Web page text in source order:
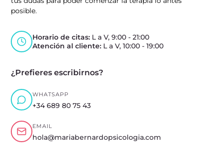
poco a poco
he ido
posible.
Horario de citas: L a V, 9:00 - 21:00
Atención al cliente: L a V, 10:00 - 19:00
¿Prefieres escribirnos?
WHATSAPP
+34 689 80 75 43
EMAIL
hola@mariabernardopsicologia.com